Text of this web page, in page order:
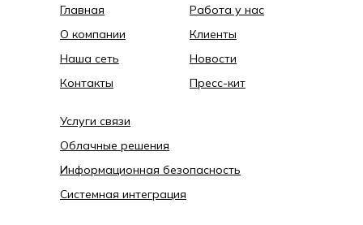
Главная
О компании
Наша сеть
Контакты
Работа у нас
Клиенты
Новости
Пресс-кит
Услуги связи
Облачные решения
Информационная безопасность
Системная интеграция